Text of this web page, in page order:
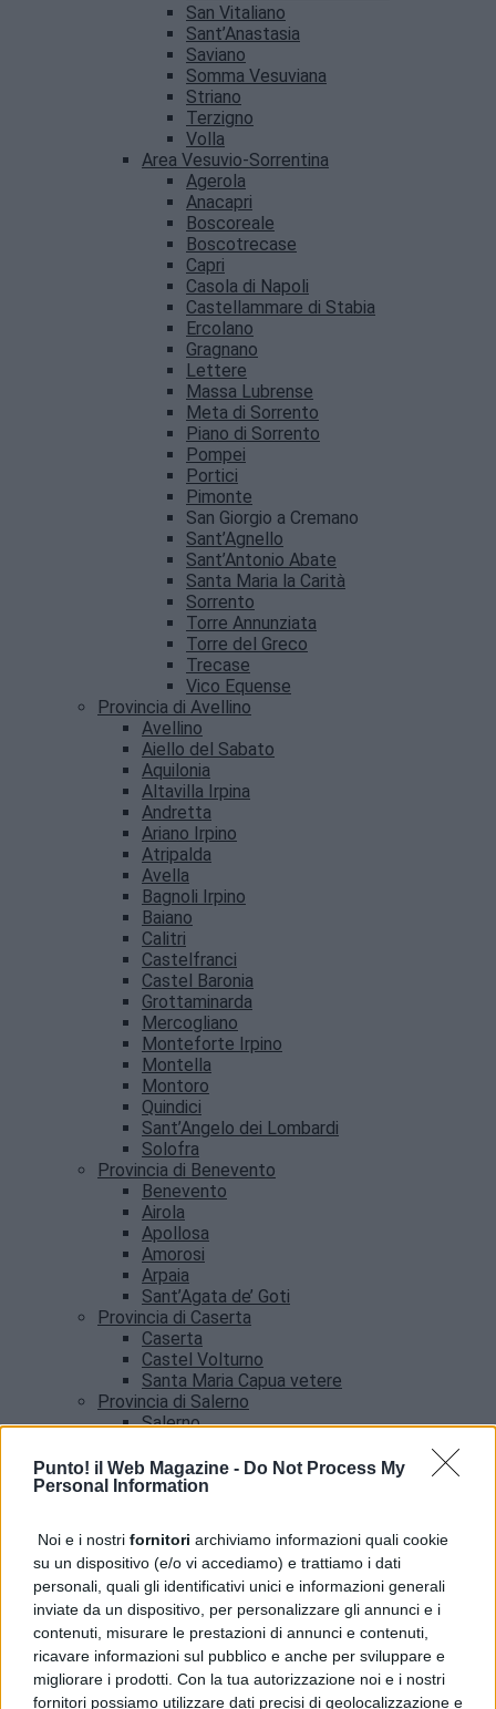
Punto! il Web Magazine - Do Not Process My
Personal Information
Noi e i nostri fornitori archiviamo informazioni quali cookie
su un dispositivo (e/o vi accediamo) e trattiamo i dati
personali, quali gli identificativi unici e informazioni generali
inviate da un dispositivo, per personalizzare gli annunci e i
contenuti, misurare le prestazioni di annunci e contenuti,
ricavare informazioni sul pubblico e anche per sviluppare e
migliorare i prodotti. Con la tua autorizzazione noi e i nostri
fornitori possiamo utilizzare dati precisi di geolocalizzazione e
San Vitaliano
Sant’Anastasia
Saviano
Somma Vesuviana
Striano
Terzigno
Volla
Area Vesuvio-Sorrentina
Agerola
Anacapri
Boscoreale
Boscotrecase
Capri
Casola di Napoli
Castellammare di Stabia
Ercolano
Gragnano
Lettere
Massa Lubrense
Meta di Sorrento
Piano di Sorrento
Pompei
Portici
Pimonte
San Giorgio a Cremano
Sant’Agnello
Sant’Antonio Abate
Santa Maria la Carità
Sorrento
Torre Annunziata
Torre del Greco
Trecase
Vico Equense
Provincia di Avellino
Avellino
Aiello del Sabato
Aquilonia
Altavilla Irpina
Andretta
Ariano Irpino
Atripalda
Avella
Bagnoli Irpino
Baiano
Calitri
Castelfranci
Castel Baronia
Grottaminarda
Mercogliano
Monteforte Irpino
Montella
Montoro
Quindici
Sant’Angelo dei Lombardi
Solofra
Provincia di Benevento
Benevento
Airola
Apollosa
Amorosi
Arpaia
Sant’Agata de’ Goti
Provincia di Caserta
Caserta
Castel Volturno
Santa Maria Capua vetere
Provincia di Salerno
Salerno
Amalfi
Angri
Guasto all’Acquedotto Campano, stop all’acqua
tra Qualiano e Villaricca